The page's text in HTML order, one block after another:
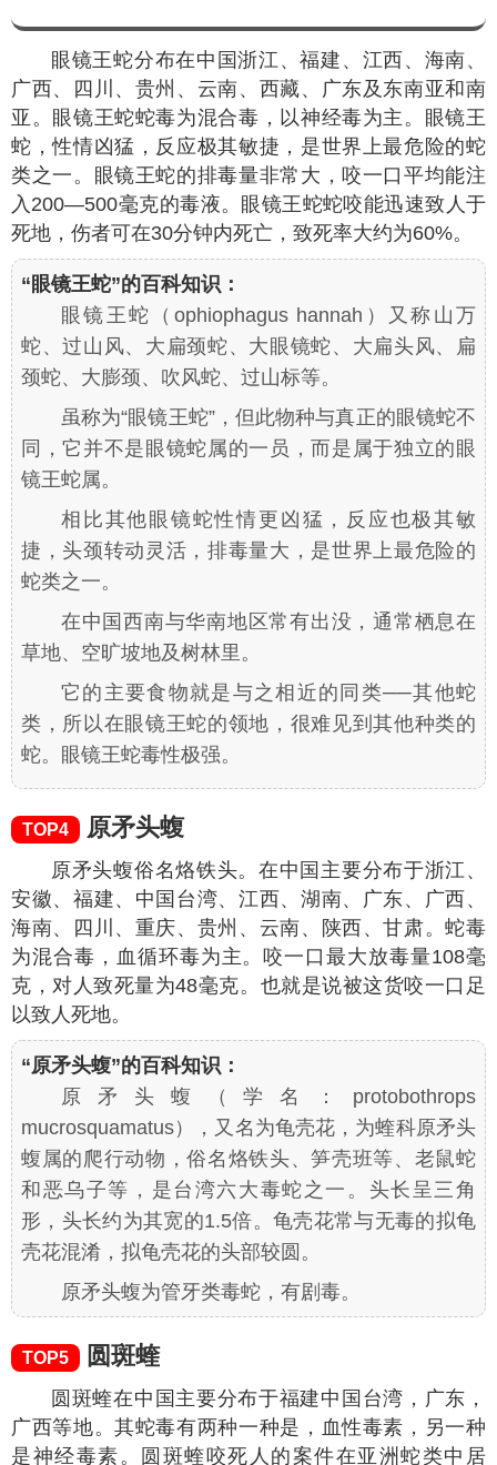
眼镜王蛇分布在中国浙江、福建、江西、海南、
广西、四川、贵州、云南、西藏、广东及东南亚和南
亚。眼镜王蛇蛇毒为混合毒，以神经毒为主。眼镜王
蛇，性情凶猛，反应极其敏捷，是世界上最危险的蛇
类之一。眼镜王蛇的排毒量非常大，咬一口平均能注
入200—500毫克的毒液。眼镜王蛇蛇咬能迅速致人于
死地，伤者可在30分钟内死亡，致死率大约为60%。
“眼镜王蛇”的百科知识：
眼镜王蛇（ ophiophagus hannah ）又称山万
蛇、过山风、大扁颈蛇、大眼镜蛇、大扁头风、扁
颈蛇、大膨颈、吹风蛇、过山标等。
虽称为“眼镜王蛇”，但此物种与真正的眼镜蛇不
同，它并不是眼镜蛇属的一员，而是属于独立的眼
镜王蛇属。
相比其他眼镜蛇性情更凶猛，反应也极其敏
捷，头颈转动灵活，排毒量大，是世界上最危险的
蛇类之一。
在中国西南与华南地区常有出没，通常栖息在
草地、空旷坡地及树林里。
它的主要食物就是与之相近的同类──其他蛇
类，所以在眼镜王蛇的领地，很难见到其他种类的
蛇。眼镜王蛇毒性极强。
TOP4 原矛头蝮
原矛头蝮俗名烙铁头。在中国主要分布于浙江、
安徽、福建、中国台湾、江西、湖南、广东、广西、
海南、四川、重庆、贵州、云南、陕西、甘肃。蛇毒
为混合毒，血循环毒为主。咬一口最大放毒量108毫
克，对人致死量为48毫克。也就是说被这货咬一口足
以致人死地。
“原矛头蝮”的百科知识：
原矛头蝮（学名： protobothrops
mucrosquamatus），又名为龟壳花，为蝰科原矛头
蝮属的爬行动物，俗名烙铁头、笋壳班等、老鼠蛇
和恶乌子等，是台湾六大毒蛇之一。头长呈三角
形，头长约为其宽的1.5倍。龟壳花常与无毒的拟龟
壳花混淆，拟龟壳花的头部较圆。
原矛头蝮为管牙类毒蛇，有剧毒。
TOP5 圆斑蝰
圆斑蝰在中国主要分布于福建中国台湾，广东，
广西等地。其蛇毒有两种一种是，血性毒素，另一种
是神经毒素。圆斑蝰咬死人的案件在亚洲蛇类中居